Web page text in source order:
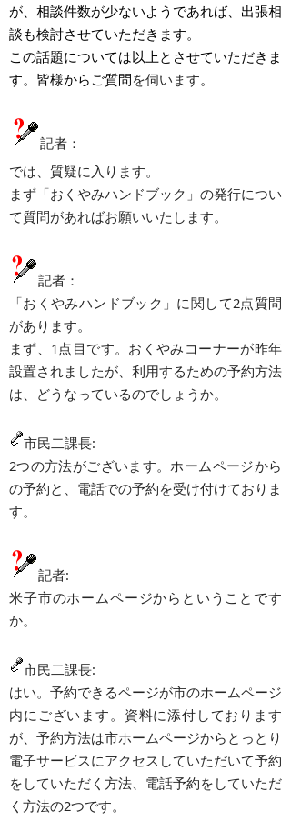
が、相談件数が少ないようであれば、出張相
談も検討させていただきます。
この話題については以上とさせていただきま
す。皆様からご質問を伺います。
記者：
では、質疑に入ります。
まず「おくやみハンドブック」の発行につい
て質問があればお願いいたします。
記者：
「おくやみハンドブック」に関して2点質問
があります。
まず、1点目です。おくやみコーナーが昨年
設置されましたが、利用するための予約方法
は、どうなっているのでしょうか。
市民二課長:
2つの方法がございます。ホームページから
の予約と、電話での予約を受け付けておりま
す。
記者:
米子市のホームページからということです
か。
市民二課長:
はい。予約できるページが市のホームページ
内にございます。資料に添付しております
が、予約方法は市ホームページからとっとり
電子サービスにアクセスしていただいて予約
をしていただく方法、電話予約をしていただ
く方法の2つです。